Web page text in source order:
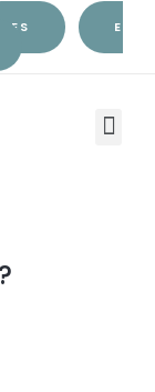
ES
E
M